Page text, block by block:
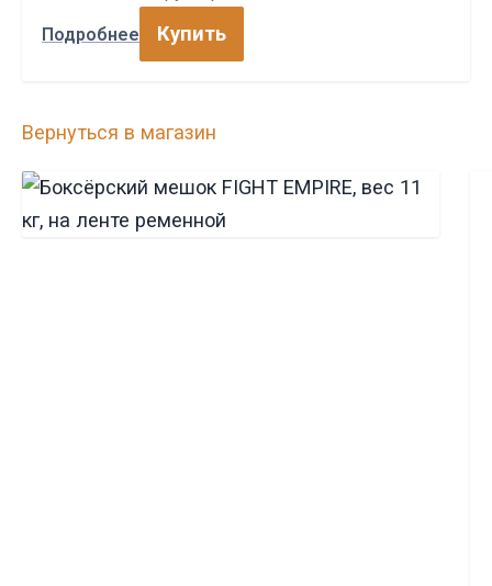
Подробнее Купить
Вернуться в магазин